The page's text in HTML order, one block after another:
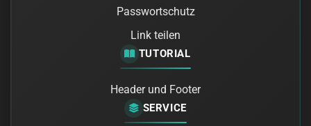
Passwortschutz
Link teilen
TUTORIAL
Header und Footer
SERVICE